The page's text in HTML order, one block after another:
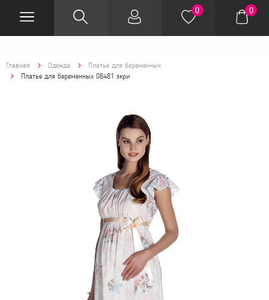
0 0
Главная Одежда
Платье для беременных
Платье для беременных 08481 экри